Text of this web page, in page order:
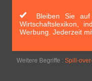
Bleiben Sie auf
Wirtschaftslexikon,
Werbung. Jederzeit
Weitere Begriffe : Spill-